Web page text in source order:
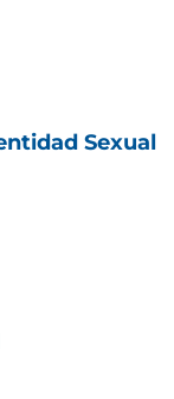
Sexual